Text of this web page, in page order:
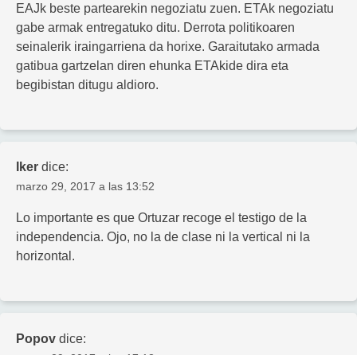
EAJk beste partearekin negoziatu zuen. ETAk negoziatu
gabe armak entregatuko ditu. Derrota politikoaren
seinalerik iraingarriena da horixe. Garaitutako armada
gatibua gartzelan diren ehunka ETAkide dira eta
begibistan ditugu aldioro.
Iker dice:
marzo 29, 2017 a las 13:52
Lo importante es que Ortuzar recoge el testigo de la
independencia. Ojo, no la de clase ni la vertical ni la
horizontal.
Popov dice: